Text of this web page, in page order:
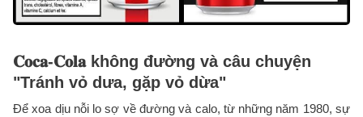
𝐂𝐨𝐜𝐚-𝐂𝐨𝐥𝐚 không đường và câu chuyện
"Tránh vỏ dưa, gặp vỏ dừa"
Để xoa dịu nỗi lo sợ về đường và calo, từ những năm 1980, sự